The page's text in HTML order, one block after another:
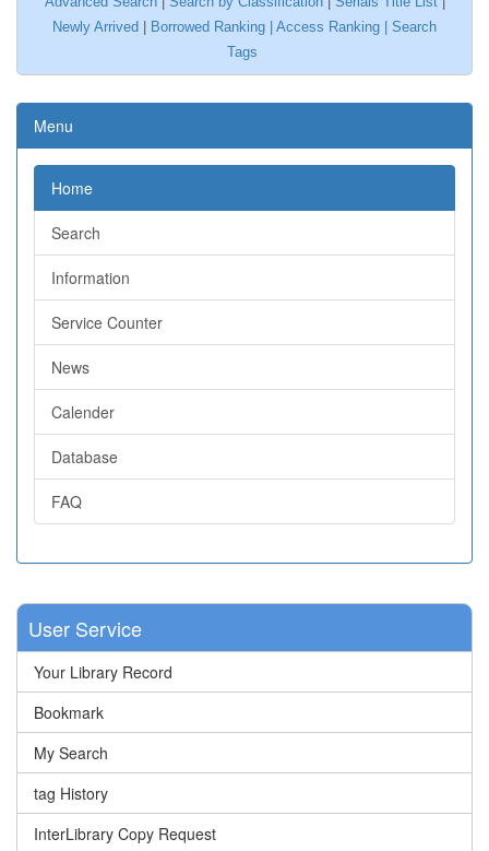
Newly Arrived
Borrowed Ranking | Access Ranking
Search
Tags
Menu
Home
Search
Information
Service Counter
News
Calender
Database
FAQ
User Service
Your Library Record
Bookmark
My Search
tag History
InterLibrary Copy Request